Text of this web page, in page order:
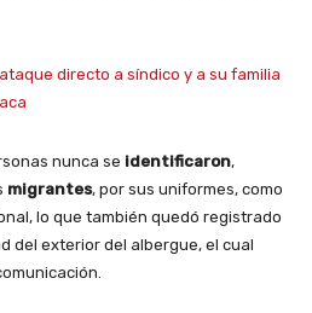
directo a síndico y a su familia
nunca se identificaron,
migrantes, por sus uniformes, como
lo que también quedó registrado
del exterior del albergue, el cual